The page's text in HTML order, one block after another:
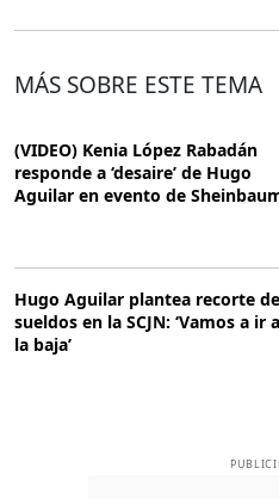
MÁS SOBRE ESTE TEMA
(VIDEO) Kenia López Rabadán
responde a ‘desaire’ de Hugo
Aguilar en evento de
Hugo Aguilar plantea recorte de
sueldos en la SCJN: ‘Vamos a ir a
la baja’